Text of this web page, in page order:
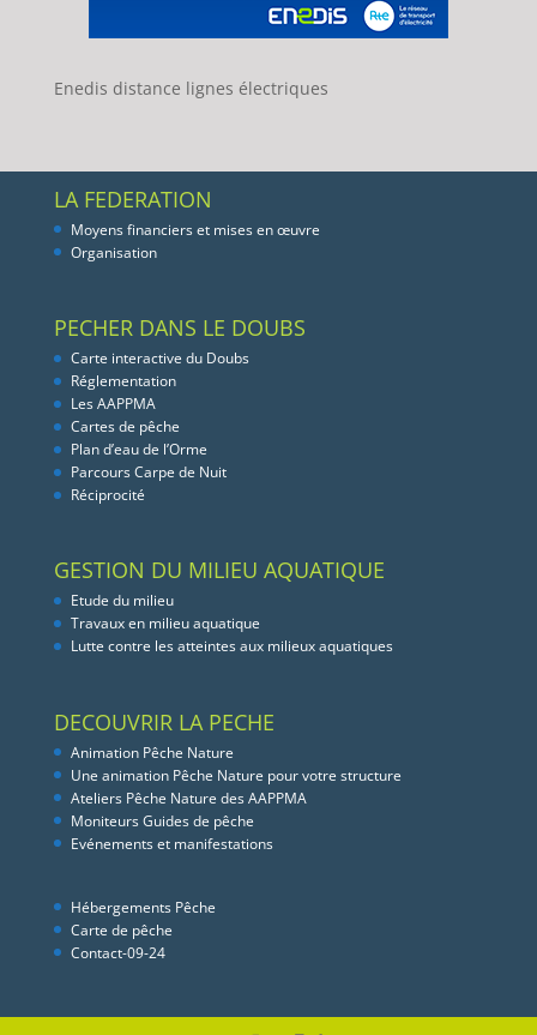
Enedis distance lignes électriques
LA FEDERATION
Moyens financiers et mises en œuvre
Organisation
PECHER DANS LE DOUBS
Carte interactive du Doubs
Réglementation
Les AAPPMA
Cartes de pêche
Plan d’eau de l’Orme
Parcours Carpe de Nuit
Réciprocité
GESTION DU MILIEU AQUATIQUE
Etude du milieu
Travaux en milieu aquatique
Lutte contre les atteintes aux milieux aquatiques
DECOUVRIR LA PECHE
Animation Pêche Nature
Une animation Pêche Nature pour votre structure
Ateliers Pêche Nature des AAPPMA
Moniteurs Guides de pêche
Evénements et manifestations
Hébergements Pêche
Carte de pêche
Contact-09-24